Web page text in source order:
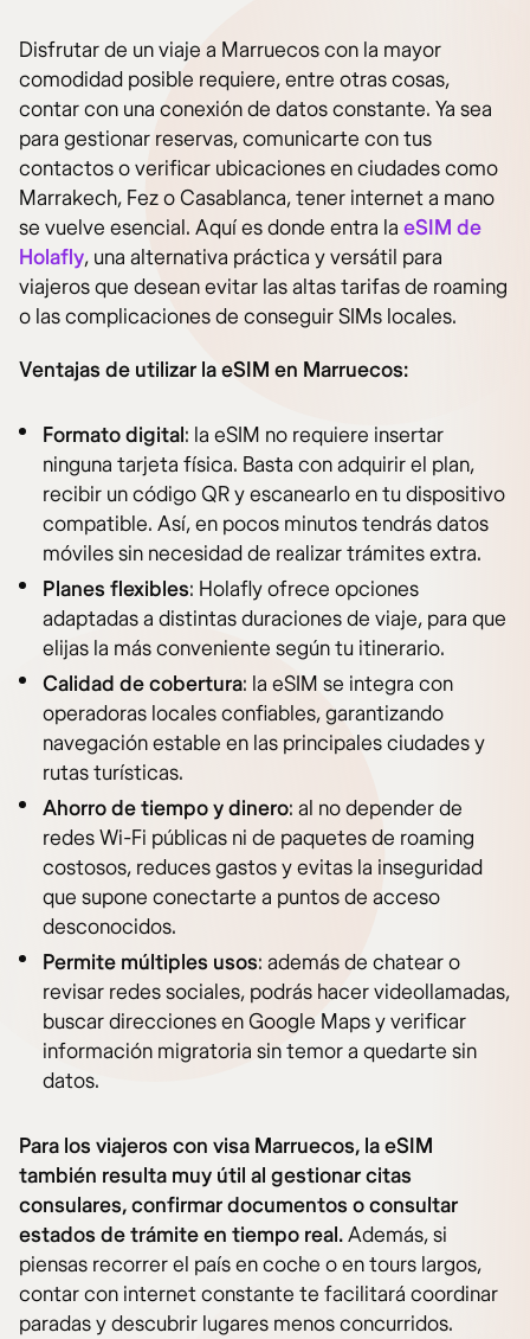
Disfrutar de un viaje a Marruecos con la mayor
comodidad posible requiere, entre otras cosas,
contar con una conexión de datos constante. Ya sea
para gestionar reservas, comunicarte con tus
contactos o verificar ubicaciones en ciudades como
Marrakech, Fez o Casablanca, tener internet a mano
se vuelve esencial. Aquí es donde entra la eSIM de
Holafly, una alternativa práctica y versátil para
viajeros que desean evitar las altas tarifas de roaming
o las complicaciones de conseguir SIMs locales.
Ventajas de utilizar la eSIM en Marruecos:
Formato digital: la eSIM no requiere insertar
ninguna tarjeta física. Basta con adquirir el plan,
recibir un código QR y escanearlo en tu dispositivo
compatible. Así, en pocos minutos tendrás datos
móviles sin necesidad de realizar trámites extra.
Planes flexibles: Holafly ofrece opciones
adaptadas a distintas duraciones de viaje, para que
elijas la más conveniente según tu itinerario.
Calidad de cobertura: la eSIM se integra con
operadoras locales confiables, garantizando
navegación estable en las principales ciudades y
rutas turísticas.
Ahorro de tiempo y dinero: al no depender de
redes Wi-Fi públicas ni de paquetes de roaming
costosos, reduces gastos y evitas la inseguridad
que supone conectarte a puntos de acceso
desconocidos.
Permite múltiples usos: además de chatear o
revisar redes sociales, podrás hacer videollamadas,
buscar direcciones en Google Maps y verificar
información migratoria sin temor a quedarte sin
datos.
Para los viajeros con visa Marruecos, la eSIM
también resulta muy útil al gestionar citas
consulares, confirmar documentos o consultar
estados de trámite en tiempo real.Además, si
piensas recorrer el país en coche o en tours largos,
contar con internet constante te facilitará coordinar
paradas y descubrir lugares menos concurridos.